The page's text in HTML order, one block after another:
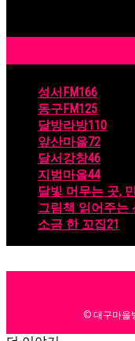
성서FM166
동구FM125
달방라방110
앞산마을72
달서강창46
지범마을44
달빛 머무는 곳,
그림책 읽어주는
소금 한 꼬집21
© 대구마을